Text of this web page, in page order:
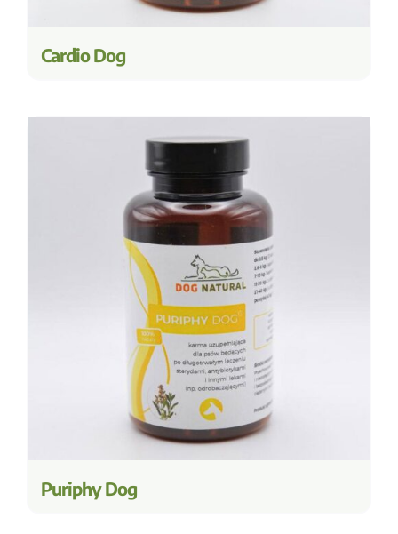
Cardio Dog
Puriphy Dog